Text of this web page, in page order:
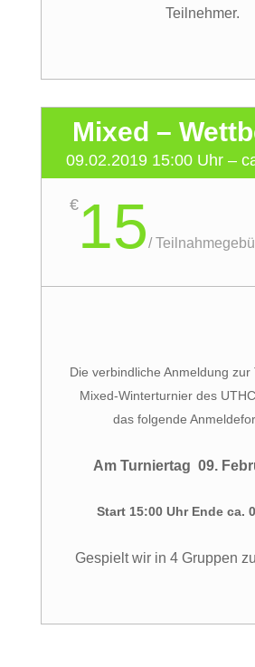
Teilnehmer.
Mixed –
09.02.2019 15:00 Uhr –
€15/
Die verbindliche Anmeldung zur
Mixed-Winterturnier des
das folgende
Am Turniertag 09.
Start 15:00 Uhr Ende ca.
Gespielt wir in 4 Gruppen